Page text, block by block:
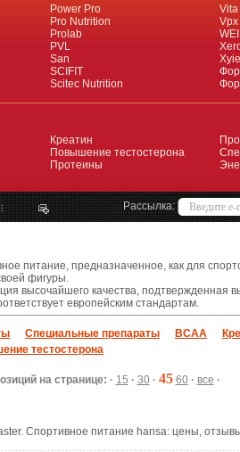
Power Pro
Pro Nutrition
Prolab
PVL
San
SCIFIT
Scitec Nutrition
Vita
Vpx
Креатин
Повышение тестостерона
Протеины
Рассылка:
питание, предназначенное, как для
фигуры.
высочайшего качества, подтвержденная
европейским стандартам.
Специальные препараты BCAA
тестостерона
на странице: · 15 · 30· 45 60· все ·
Спортивное питание hansa: цены,